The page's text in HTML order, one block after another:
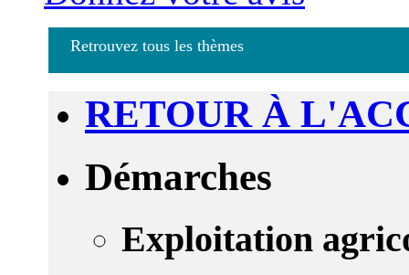
Retrouvez tous les thèmes
RETOUR À
Démarches
Exploitation